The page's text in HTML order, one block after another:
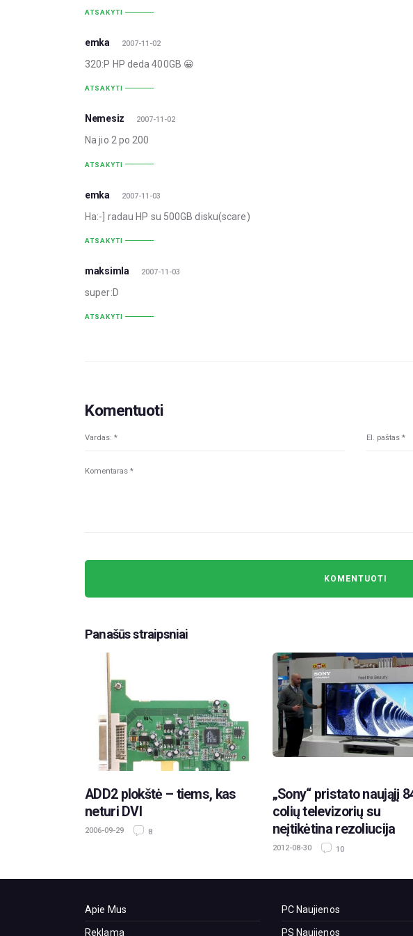
ATSAKYTI
emka 2007-11-02
320:P HP deda 400GB 😀
ATSAKYTI
Nemesiz 2007-11-02
Na jio 2 po 200
ATSAKYTI
emka 2007-11-03
Ha:-] radau HP su 500GB disku(scare)
ATSAKYTI
maksimla 2007-11-03
super:D
ATSAKYTI
Komentuoti
Panašūs straipsniai
ADD2 plokštė – tiems, kas
neturi DVI
2006-09-29 8
„Sony“ pristato naująjį
colių televizorių su
neįtikėtina rezoliucija
2012-08-30 10
Apie Mus
Reklama
PC Naujienos
PS Naujienos